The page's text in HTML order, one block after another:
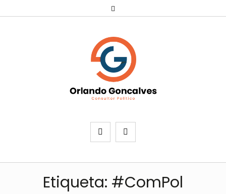
Etiqueta: #ComPol